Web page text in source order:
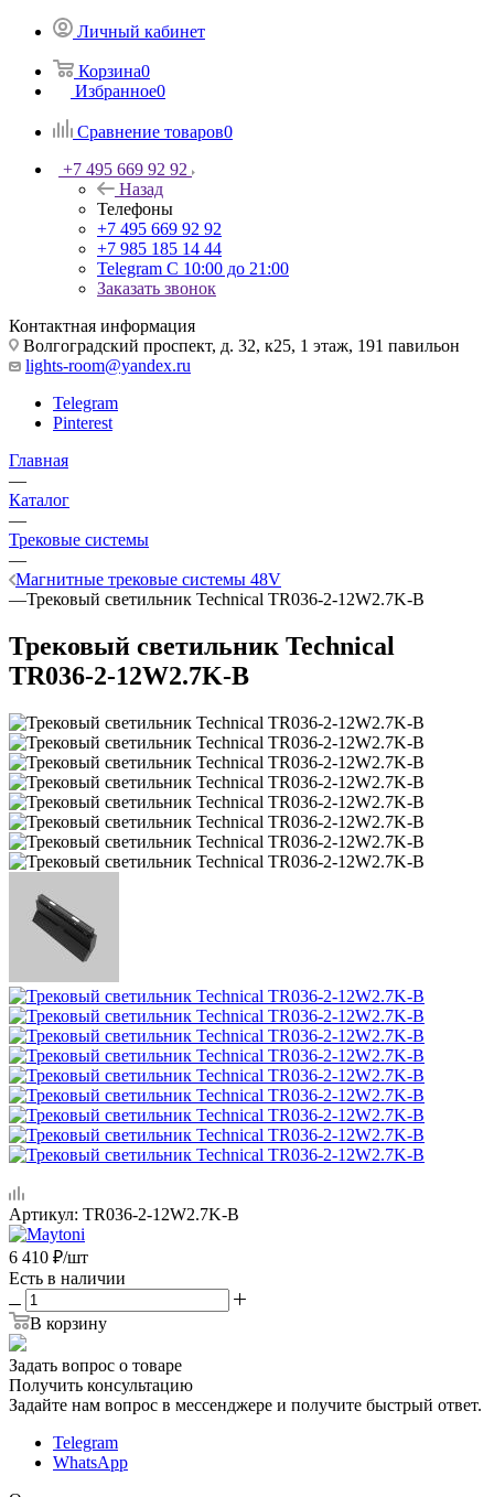
Личный кабинет
Корзина0
Избранное0
Сравнение товаров0
+7 495 669 92 92
Назад
Телефоны
+7 495 669 92 92
+7 985 185 14 44
Telegram С 10:00 до 21:00
Заказать звонок
Контактная информация
Волгоградский проспект, д. 32, к25, 1 этаж, 191 павильон
lights-room@yandex.ru
Telegram
Pinterest
Главная
—
Каталог
—
Трековые системы
—
Магнитные трековые системы 48V
—Трековый светильник Technical TR036-2-12W2.7K-B
Трековый светильник Technical
TR036-2-12W2.7K-B
Артикул: TR036-2-12W2.7K-B
6 410 ₽/шт
Есть в наличии
В корзину
Задать вопрос о товаре
Получить консультацию
Задайте нам вопрос в мессенджере и получите быстрый ответ.
Telegram
WhatsApp